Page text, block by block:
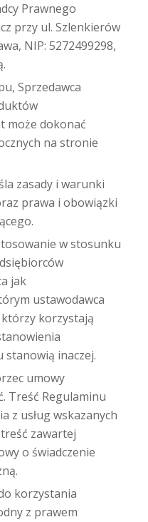
Prawnego
przy ul. Szlenkierów
NIP: 5272499298,
Sprzedawca
może dokonać
na stronie
zasady i warunki
prawa i obowiązki
w stosunku
jak
ustawodawca
korzystają
stanowią inaczej.
umowy
Treść Regulaminu
z usług wskazanych
zawartej
o świadczenie
korzystania
z prawem